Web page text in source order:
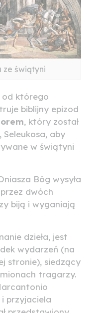
ze świątyni
od którego
biblijny epizod
, który został
Seleukosa, aby
w świątyni
Bóg wysyła
dwóch
biją i wyganiają
dzieła, jest
wydarzeń (na
stronie), siedzący
tragarzy.
przyjaciela